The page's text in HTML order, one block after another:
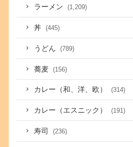
ラーメン (1,209)
丼 (445)
うどん (789)
蕎麦 (156)
カレー（和、洋、欧） (314)
カレー（エスニック） (191)
寿司 (236)